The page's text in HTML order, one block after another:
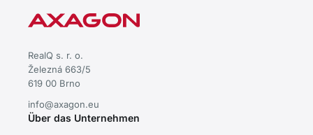
RealQ s. r. o.
Železná 663/5
619 00 Brno
info@axagon.eu
Über das Unternehmen